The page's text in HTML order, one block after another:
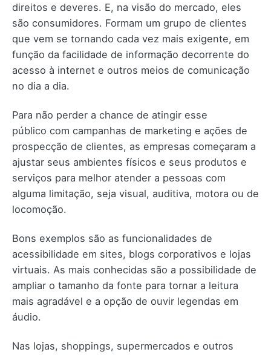
direitos e deveres. E, na visão do mercado, eles
são consumidores. Formam um grupo de clientes
que vem se tornando cada vez mais exigente, em
função da facilidade de informação decorrente do
acesso à internet e outros meios de comunicação
no dia a dia.
Para não perder a chance de atingir esse
público com campanhas de marketing e ações de
prospecção de clientes, as empresas começaram a
ajustar seus ambientes físicos e seus produtos e
serviços para melhor atender a pessoas com
alguma limitação, seja visual, auditiva, motora ou de
locomoção.
Bons exemplos são as funcionalidades de
acessibilidade em sites, blogs corporativos e lojas
virtuais. As mais conhecidas são a possibilidade de
ampliar o tamanho da fonte para tornar a leitura
mais agradável e a opção de ouvir legendas em
áudio.
Nas lojas, shoppings, supermercados e outros